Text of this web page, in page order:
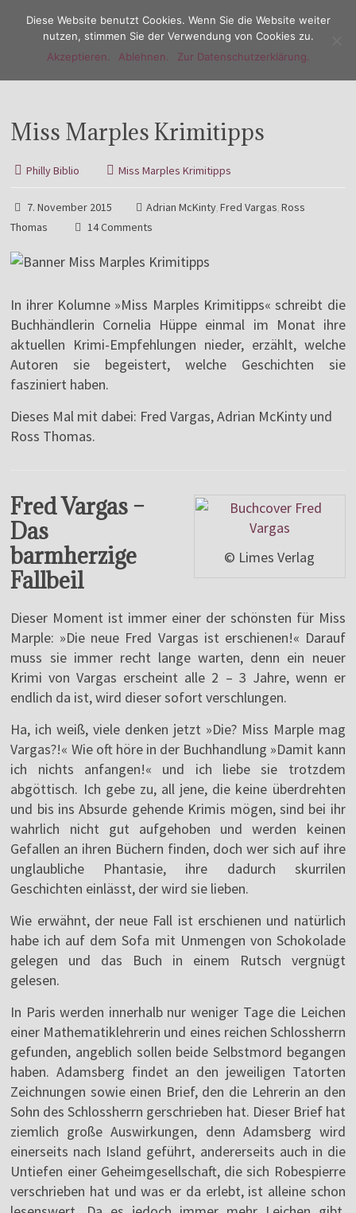
Menu
Miss Marples Krimitipps
Philly Biblio Miss Marples Krimitipps
7. November 2015 Adrian McKinty,Fred Vargas,Ross
Thomas
14 Comments
In ihrer Kolumne »Miss Marples Krimitipps« schreibt die
Buchhändlerin Cornelia Hüppe einmal im Monat ihre
aktuellen Krimi-Empfehlungen nieder, erzählt, welche
Autoren sie begeistert, welche Geschichten sie
fasziniert haben.
Dieses Mal mit dabei: Fred Vargas, Adrian McKinty und
Ross Thomas.
© Limes Verlag
Fred Vargas –
Das
barmherzige
Fallbeil
Dieser Moment ist immer einer der schönsten für Miss
Marple: »Die neue Fred Vargas ist erschienen!« Darauf
muss sie immer recht lange warten, denn ein neuer
Krimi von Vargas erscheint alle 2 – 3 Jahre, wenn er
endlich da ist, wird dieser sofort verschlungen.
Ha, ich weiß, viele denken jetzt »Die? Miss Marple mag
Vargas?!« Wie oft höre in der Buchhandlung »Damit kann
ich nichts anfangen!« und ich liebe sie trotzdem
abgöttisch. Ich gebe zu, all jene, die keine überdrehten
und bis ins Absurde gehende Krimis mögen, sind bei ihr
wahrlich nicht gut aufgehoben und werden keinen
Gefallen an ihren Büchern finden, doch wer sich auf ihre
unglaubliche Phantasie, ihre dadurch skurrilen
Geschichten einlässt, der wird sie lieben.
Wie erwähnt, der neue Fall ist erschienen und natürlich
habe ich auf dem Sofa mit Unmengen von Schokolade
gelegen und das Buch in einem Rutsch vergnügt
gelesen.
In Paris werden innerhalb nur weniger Tage die Leichen
einer Mathematiklehrerin und eines reichen Schlossherrn
gefunden, angeblich sollen beide Selbstmord begangen
haben. Adamsberg findet an den jeweiligen Tatorten
Zeichnungen sowie einen Brief, den die Lehrerin an den
Sohn des Schlossherrn gerschrieben hat. Dieser Brief hat
ziemlich große Auswirkungen, denn Adamsberg wird
einerseits nach Island geführt, andererseits auch in die
Untiefen einer Geheimgesellschaft, die sich Robespierre
verschrieben hat und was er da erlebt, ist alleine schon
Diese Website benutzt Cookies. Wenn Sie die Website weiter
nutzen, stimmen Sie der Verwendung von Cookies zu.
Akzeptieren.
Ablehnen. Zur Datenschutzerklärung.